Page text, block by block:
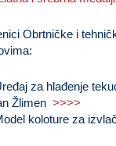
Obrtničke i
za hlađenje
Žlimen >>>>
koloture za